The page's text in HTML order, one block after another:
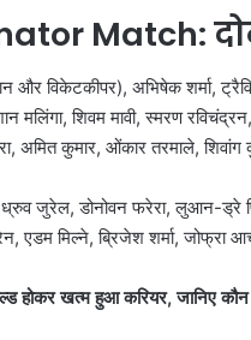
Match:
और विकेटकीपर), अभिषेक शर्मा,
मलिंगा, शिवम मावी, स्मरण
अमित कुमार, ओंकार तरमाले, शिवांग
ध्रुव जुरेल, डोनोवन फरेरा, लुआन-ड्रे
मिल्ने, ब्रिजेश शर्मा, जोफ्रा
होकर खत्म हुआ करियर, जानिए